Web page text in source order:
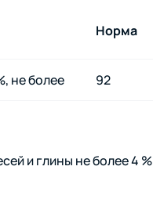
Норма
не более 92
и глины не более 4 %